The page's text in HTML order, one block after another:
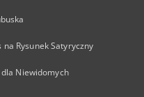
Rysunek Satyryczny
Niewidomych